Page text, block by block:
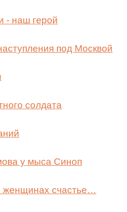
- наш герой
под Москвой
солдата
у мыса Синоп
женщинах счастье…